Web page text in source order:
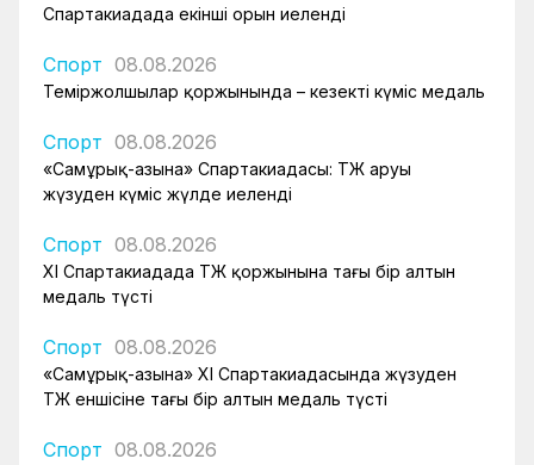
Спартакиадада екінші орын иеленді
Спорт 08.08.2026
Теміржолшылар қоржынында – кезекті күміс медаль
Спорт 08.08.2026
«Самұрық-Қазына» Спартакиадасы: ҚТЖ аруы
жүзуден күміс жүлде иеленді
Спорт 08.08.2026
XI Спартакиадада ҚТЖ қоржынына тағы бір алтын
медаль түсті
Спорт 08.08.2026
«Самұрық-Қазына» XI Спартакиадасында жүзуден
ҚТЖ еншісіне тағы бір алтын медаль түсті
Спорт 08.08.2026